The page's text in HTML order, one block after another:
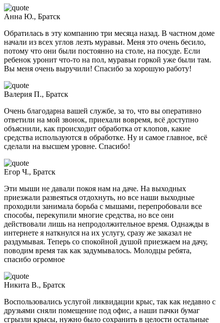
Анна Ю., Братск
Обратилась в эту компанию три месяца назад. В частном доме
начали из всех углов лезть муравьи. Меня это очень бесило,
потому что они были постоянно на столе, на посуде. Если
ребенок уронит что-то на пол, муравьи горкой уже были там.
Вы меня очень выручили! Спасибо за хорошую работу!
Валерия П., Братск
Очень благодарна вашей службе, за то, что вы оперативно
ответили на мой звонок, приехали вовремя, всё доступно
объяснили, как происходит обработка от клопов, какие
средства используются в обработке. Ну и самое главное, всё
сделали на высшем уровне. Спасибо!
Егор Ч., Братск
Эти мыши не давали покоя нам на даче. На выходных
приезжали развеяться отдохнуть, но все наши выходные
проходили занимала борьба с мышами, перепробовали все
способы, перекупили многие средства, но все они
действовали лишь на непродолжительное время. Однажды в
интернете я наткнулся на их услугу, сразу же заказал не
раздумывая. Теперь со спокойной душой приезжаем на дачу,
поводим время так как задумывалось. Молодцы ребята,
спасибо огромное
Никита В., Братск
Воспользовались услугой ликвидации крыс, так как недавно с
друзьями сняли помещение под офис, а наши пачки бумаг
сгрызли крысы, нужно было сохранить в целости остальные